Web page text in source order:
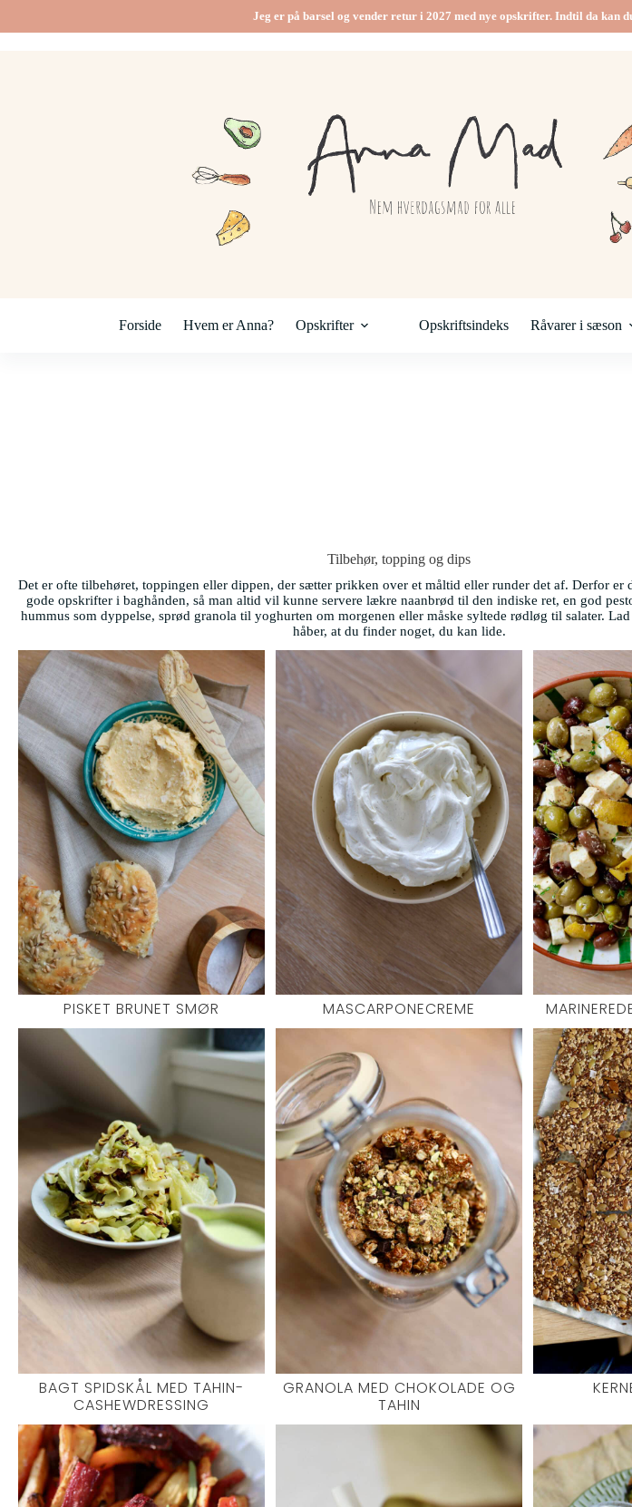
Jeg er på barsel og vender retur i 2027 med nye opskrifter. Indtil da kan
Forside Hvem er Anna? Opskrifter Opskriftsindeks Råvarer i sæson
Tilbehør, topping og dips
Det er ofte tilbehøret, toppingen eller dippen, der sætter prikken over et måltid eller runder det af. Derfor er
gode opskrifter i baghånden, så man altid vil kunne servere lækre naanbrød til den indiske ret, en god
hummus som dyppelse, sprød granola til yoghurten om morgenen eller måske syltede rødløg til salater.
håber, at du finder noget, du kan lide.
PISKET BRUNET SMØR MASCARPONECREME
BAGT SPIDSKÅL MED TAHIN-
CASHEWDRESSING
GRANOLA MED CHOKOLADE OG
TAHIN